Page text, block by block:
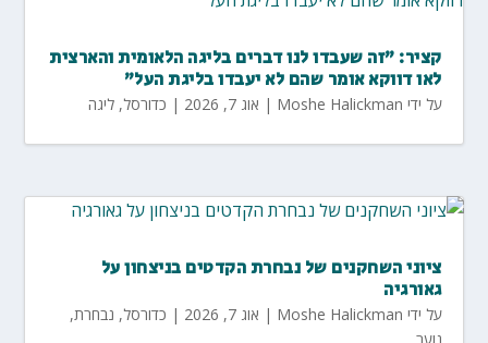
קציר: "זה שעבדו לנו דברים בליגה הלאומית והארצית
לאו דווקא אומר שהם לא יעבדו בליגת העל"
על ידי Moshe Halickman
| אוג 7, 2026 | כדורסל,ליגה
ציוני השחקנים של נבחרת הקדטים בניצחון על
גאורגיה
על ידי Moshe Halickman
| אוג 7, 2026 | כדורסל, נבחרת,
נוער